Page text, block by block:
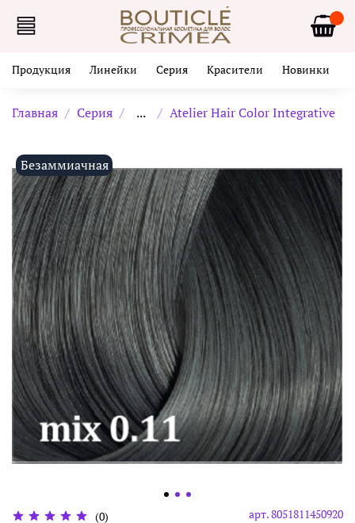
Продукция Линейки Серия Красители Новинки
Главная Серия ... Atelier Hair Color Integrative
Безаммиачная
(0) арт.8051811450920